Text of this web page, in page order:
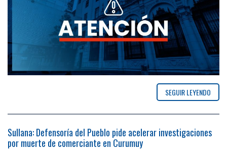
SEGUIR LEYENDO
Sullana: Defensoría del Pueblo pide acelerar investigaciones
por muerte de comerciante en Curumuy